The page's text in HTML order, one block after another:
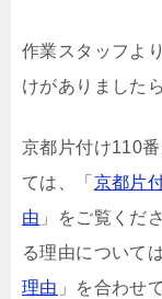
作業スタッフよ
けがありました
京都片付け110
ては、「 京都片
由 」をご覧くだ
る理由について
理由 」を合わせ